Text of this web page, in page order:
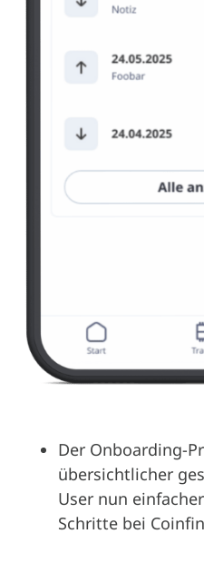
Der Onboarding-
übersichtlicher
User nun
Schritte bei